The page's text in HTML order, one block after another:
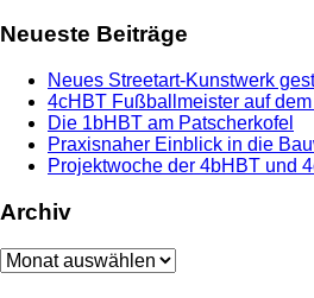
Neueste Beiträge
Neues Streetart-Kunstwerk
4cHBT Fußballmeister auf
Die 1bHBT am Patscherkofel
Praxisnaher Einblick in die
Projektwoche der 4bHBT und
Archiv
Archiv